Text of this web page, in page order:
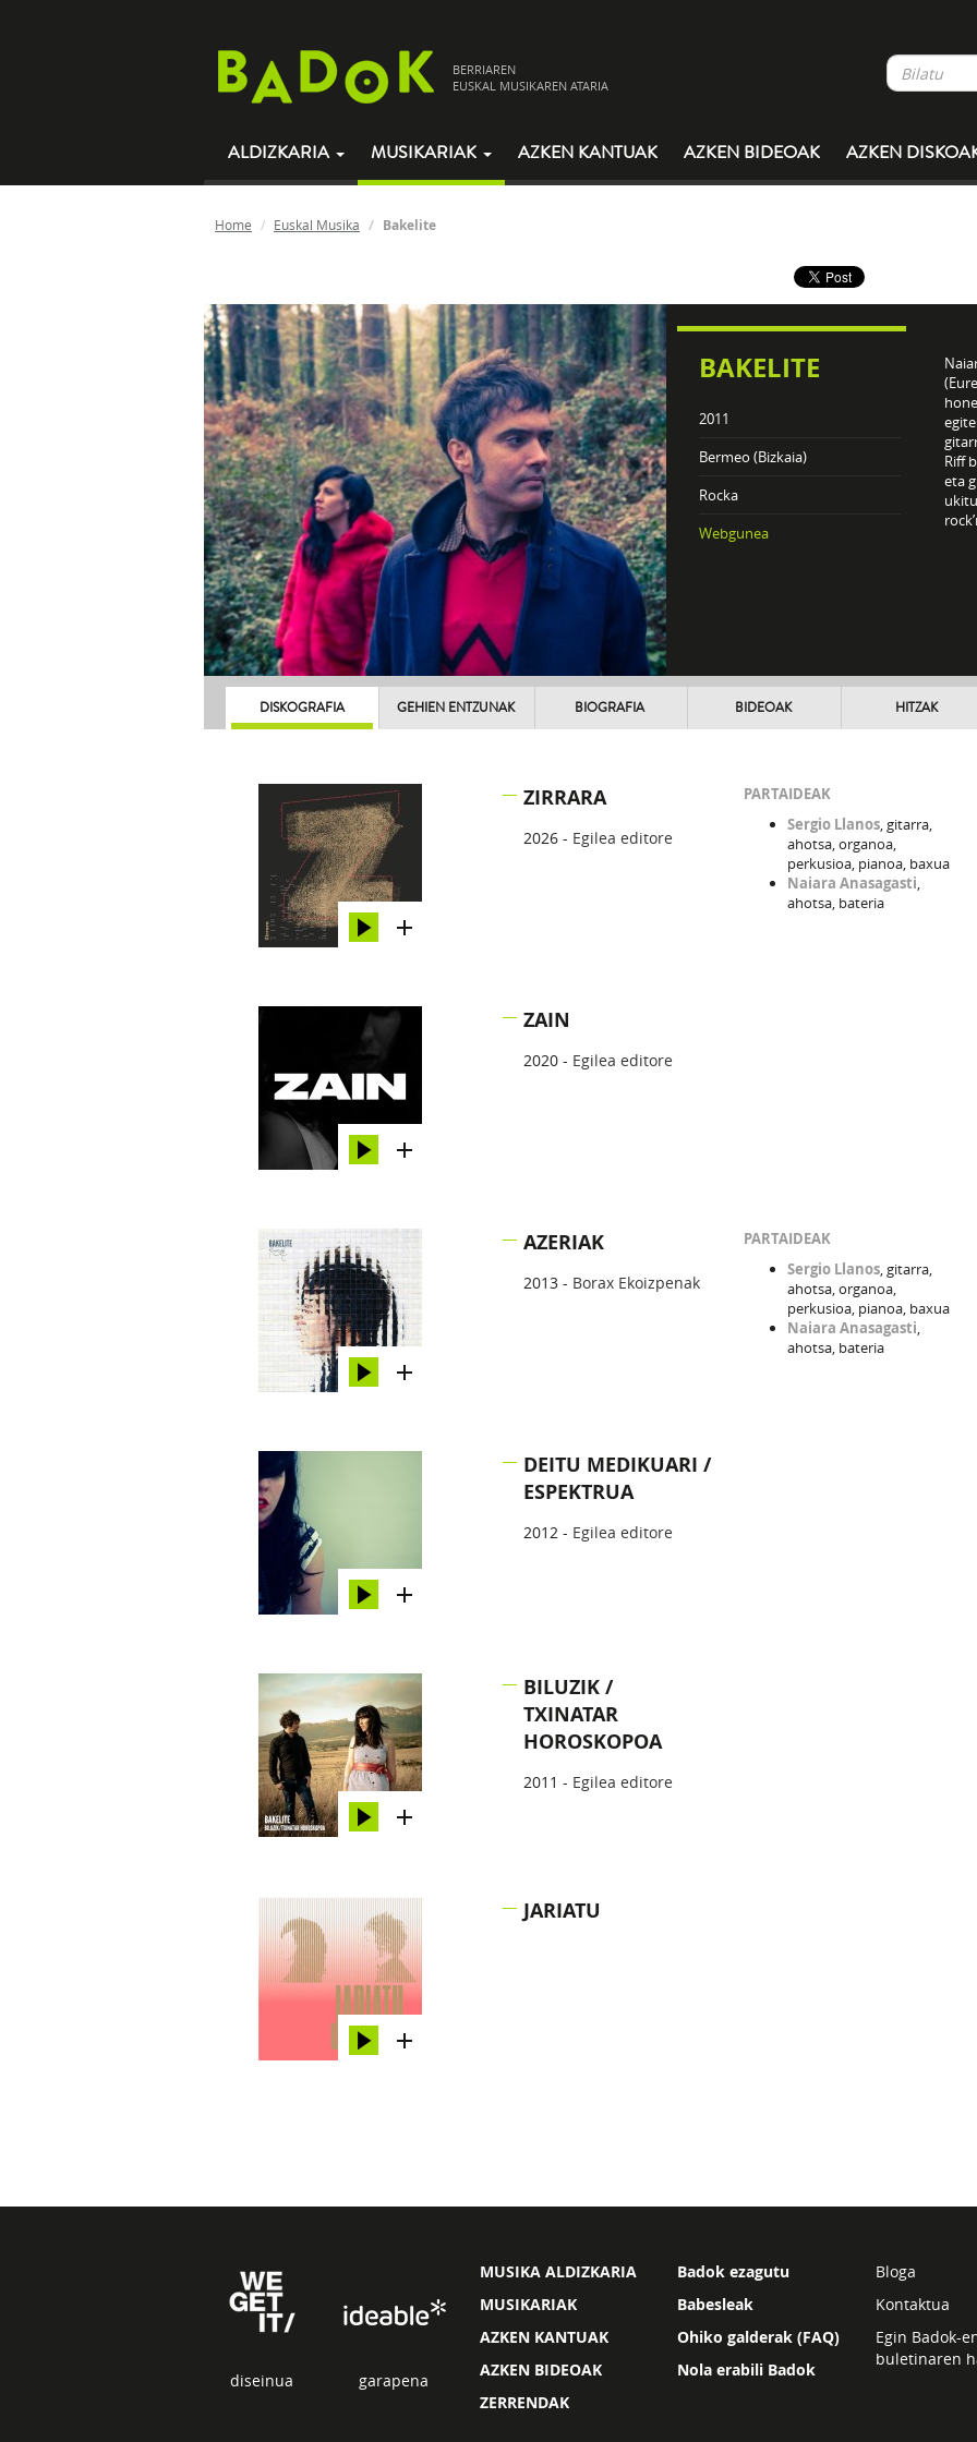
BERRIAREN
EUSKAL MUSIKAREN ATARIA
ALDIZKARIA MUSIKARIAK AZKEN KANTUAK AZKEN BIDEOAK AZKEN
Home Euskal Musika Bakelite
BAKELITE
2011
Bermeo (Bizkaia)
Rocka
Webgunea
Riff
eta
DISKOGRAFIA GEHIEN ENTZUNAK BIOGRAFIA BIDEOAK HITZAK
ZIRRARA
2026 - Egilea editore
PARTAIDEAK
Sergio Llanos, gitarra,
ahotsa, organoa,
perkusioa, pianoa, baxua
Naiara Anasagasti,
ahotsa, bateria
ZAIN
2020 - Egilea editore
AZERIAK
2013 - Borax Ekoizpenak
PARTAIDEAK
Sergio Llanos, gitarra,
ahotsa, organoa,
perkusioa, pianoa, baxua
Naiara Anasagasti,
ahotsa, bateria
DEITU MEDIKUARI /
ESPEKTRUA
2012 - Egilea editore
BILUZIK /
TXINATAR
HOROSKOPOA
2011 - Egilea editore
JARIATU
diseinua garapena
MUSIKA ALDIZKARIA
MUSIKARIAK
AZKEN KANTUAK
AZKEN BIDEOAK
ZERRENDAK
Badok ezagutu
Babesleak
Ohiko galderak (FAQ)
Nola erabili Badok
Bloga
Kontaktua
Egin Badok-
buletinaren